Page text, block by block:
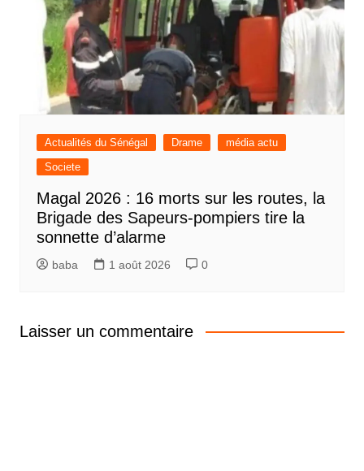
Actualités du Sénégal Drame
média actu
Societe
Magal 2026 : 16 morts sur les routes, la
Brigade des Sapeurs-pompiers tire la
sonnette d’alarme
baba 1 août 2026 0
Laisser un commentaire